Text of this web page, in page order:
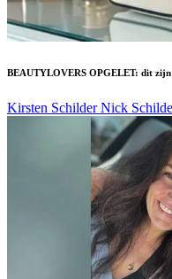
BEAUTYLOVERS OPGELET: dit zijn
Kirsten SchilderNick